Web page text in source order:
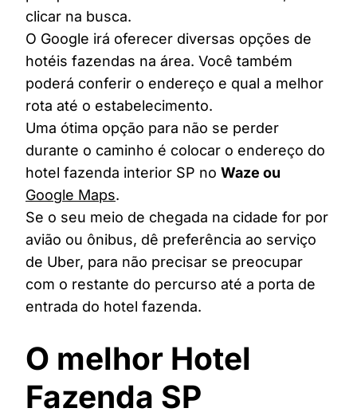
clicar na busca.
O Google irá oferecer diversas opções de
hotéis fazendas na área. Você também
poderá conferir o endereço e qual a melhor
rota até o estabelecimento.
Uma ótima opção para não se perder
durante o caminho é colocar o endereço do
hotel fazenda interior SP no Waze ou
Google Maps.
Se o seu meio de chegada na cidade for por
avião ou ônibus, dê preferência ao serviço
de Uber, para não precisar se preocupar
com o restante do percurso até a porta de
entrada do hotel fazenda.
O melhor Hotel
Fazenda SP